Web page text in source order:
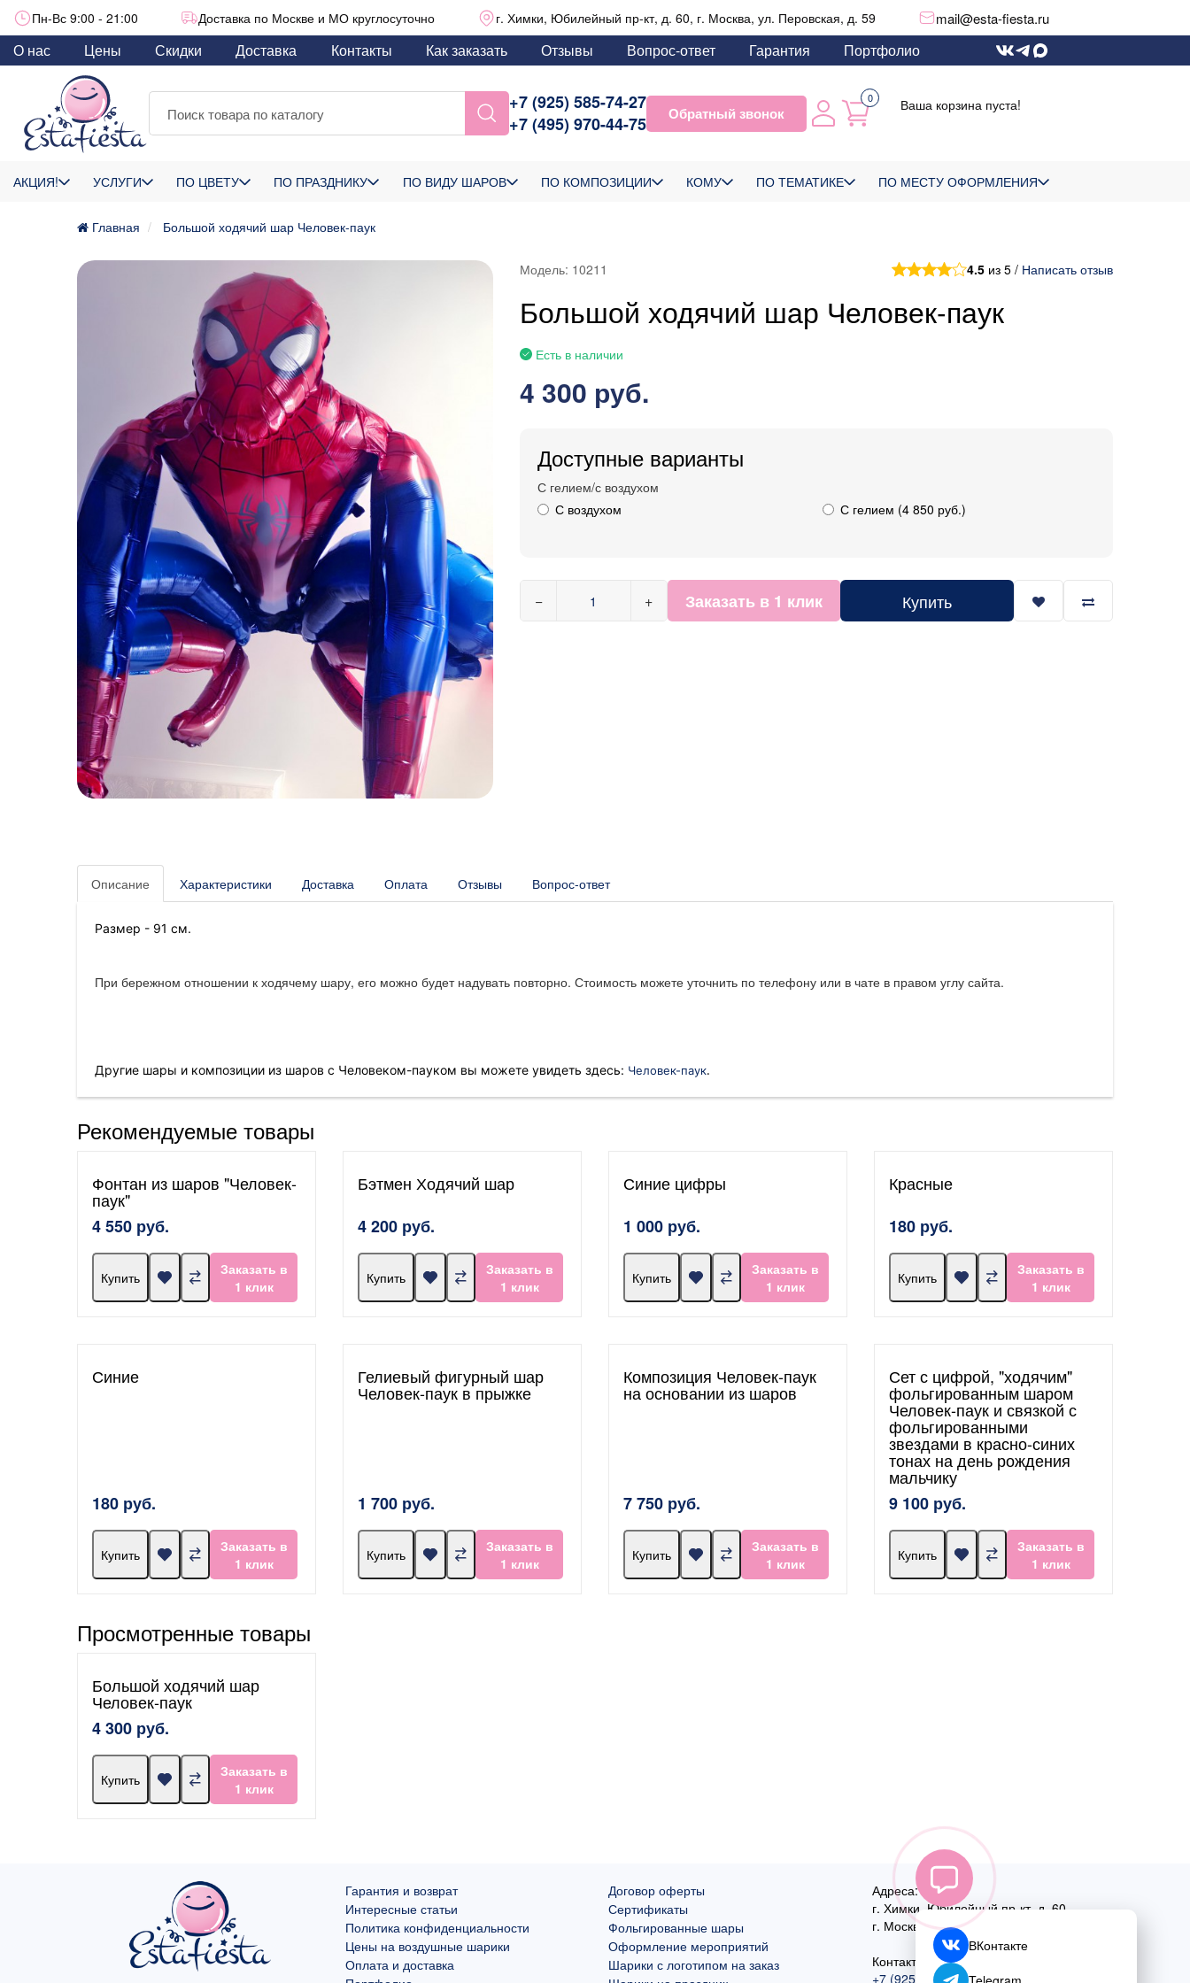
Пн-Вс 9:00 - 21:00 Доставка по Москве и МО круглосуточно г. Химки, Юбилейный пр-кт, д. 60, г. Москва, ул. Перовская, д. 59 mail@esta-fiesta.ru
О нас Цены Скидки Доставка Контакты Как заказать Отзывы Вопрос-ответ Гарантия Портфолио
+7 (925) 585-74-27
+7 (495) 970-44-75
Обратный звонок
0 Ваша корзина пуста!
АКЦИЯ! УСЛУГИ ПО ЦВЕТУ ПО ПРАЗДНИКУ ПО ВИДУ ШАРОВ ПО КОМПОЗИЦИИ КОМУ ПО ТЕМАТИКЕ ПО МЕСТУ ОФОРМЛЕНИЯ
Главная Большой ходячий шар Человек-паук
Модель: 10211 4.5 из 5 / Написать отзыв
Большой ходячий шар Человек-паук
Есть в наличии
4 300 руб.
Доступные варианты
С гелием/с воздухом
С воздухом
С гелием (4 850 руб.)
− + Заказать в 1 клик Купить
Описание Характеристики Доставка Оплата Отзывы Вопрос-ответ
Размер - 91 см.
При бережном отношении к ходячему шару, его можно будет надувать повторно. Стоимость можете уточнить по телефону или в чате в правом углу сайта.
Другие шары и композиции из шаров с Человеком-пауком вы можете увидеть здесь: Человек-паук.
Рекомендуемые товары
Фонтан из шаров "Человек-
паук"
4 550 руб.
Купить
Заказать в
1 клик
Бэтмен Ходячий шар
4 200 руб.
Купить
Заказать в
1 клик
Синие цифры
1 000 руб.
Купить
Заказать в
1 клик
Красные
180 руб.
Купить
Заказать в
1 клик
Синие
180 руб.
Купить
Заказать в
1 клик
Гелиевый фигурный шар
Человек-паук в прыжке
1 700 руб.
Купить
Заказать в
1 клик
Композиция Человек-паук
на основании из шаров
7 750 руб.
Купить
Заказать в
1 клик
Сет с цифрой, "ходячим"
фольгированным шаром
Человек-паук и связкой с
фольгированными
звездами в красно-синих
тонах на день рождения
мальчику
9 100 руб.
Купить
Заказать в
1 клик
Просмотренные товары
Большой ходячий шар
Человек-паук
4 300 руб.
Купить
Заказать в
1 клик
Гарантия и возврат
Интересные статьи
Политика конфиденциальности
Цены на воздушные шарики
Оплата и доставка
Договор оферты
Сертификаты
Фольгированные шары
Оформление мероприятий
Шарики с логотипом на заказ
Адреса:
г. Химки, Юбилейный пр-кт, д. 60
г. Москва,ул. Перовская, д. 59
Контактный номер:
+7 (925) 585-74-27
ВКонтакте